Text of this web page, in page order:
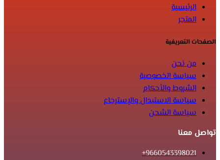
الرئيسية
المتجر
الصفحات التعريفية
من نحن
سياسة الخصوصية
الشروط والأحكام
سياسة الاستبدال والإسترجاع
سياسة الشحن
تواصل معنا
9660543398021+